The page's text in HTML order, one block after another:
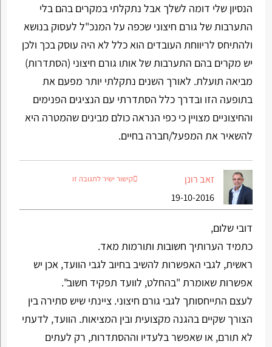
הנסיון שלי דומה לשלך אבל נתקלתי במקרים בהם בלי
התערבות של גורם חיצוני שכפה על המנכ"ל לעסוק בנושא
ולהתיחס לריווחת העובדים הוא כלל לא היה עוסק בכך ולכן
יש מקרים בהם התערבות של אותו גורם חיצוני (הסתדרות)
מביאה תועלת. לאורך השנים נתקלתי יותר מפעם את
בתופעה הזו ובדרך כלל הסתדרתי עם הנציגים הפנימים
והחיצוניים מצויין כי כפי הנראה כולם מבינים שהמטרה היא
להשאיר את המפעל/חברה בחיים.
זאב רונן
19-10-2016
קישור ישיר לתגובה זו
דובי שלום,
כתמיד הערותיך חשובות ותורמות מאד.
ראשית, לגבי האפשרות להשיב בחיוב לגבי הוועד, אכן יש
אפשרות שאומרת "בהחלט, לוועד תפקיד חשוב".
לעצם התייחסותך לגבי גורם חיצוני. ציינתי שיש סתירה בין
הצורך שקיים בהגנה מקצועית ובין המציאות. הוועד, לדעתי
לא תורם, או שאפשר בלעדיו וההסתדרות, רק לעתים